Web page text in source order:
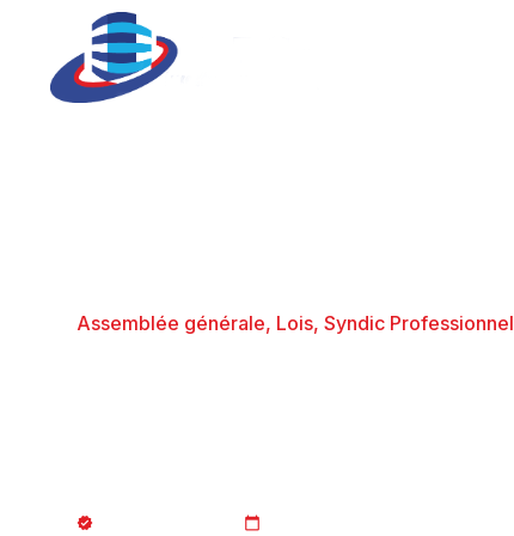
Assemblée générale, Lois, Syndic Professionnel